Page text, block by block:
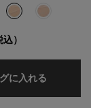
タッチ、5/8
タッチ、6/8
ー プラダ タッチ、7/8
チ のカラー プラダ タッ
{1} の場合
ースの明るい色​ のカラ
みュートラル ベースの
選択済み
LN10：ニュートラル
選択済み
LN25：ニュ
込）
に入れる